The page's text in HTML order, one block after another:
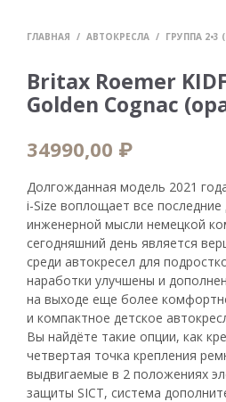
ГЛАВНАЯ / АВТОКРЕСЛА / ГРУППА 2•3
Britax Roemer
Golden Cognac
34990,00 ₽
Долгожданная модель 2021
i-Size воплощает все
инженерной мысли немецкой
сегодняшний день является
среди автокресел для
наработки улучшены и
на выходе еще более
и компактное детское
Вы найдёте такие опции, как
четвертая точка крепления
выдвигаемые в 2 положениях
защиты SICT, система